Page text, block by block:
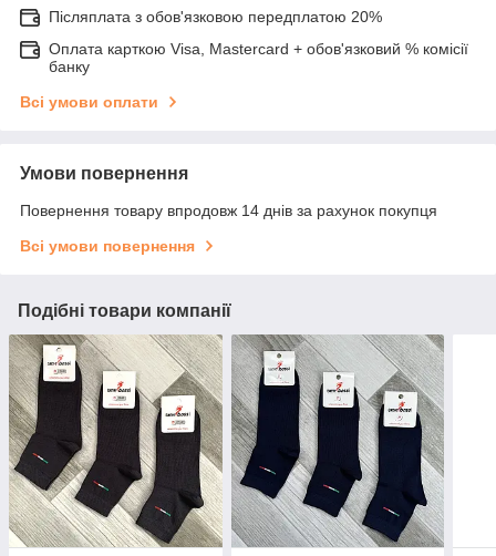
Післяплата з обов'язковою передплатою 20%
Оплата карткою Visa, Mastercard + обов'язковий % комісії
банку
Всі умови оплати
Умови повернення
Повернення товару впродовж 14 днів за рахунок покупця
Всі умови повернення
Подібні товари компанії